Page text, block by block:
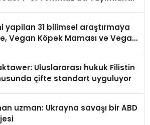
yapilan 31 bilimsel araştırmaya
Vegan Köpek Maması ve Vegan
Uluslararası hukuk Filistin
çifte standart uyguluyor
uzman: Ukrayna savaşı bir ABD